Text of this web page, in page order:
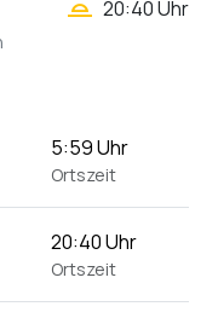
wb_twilight_2 20:40 Uhr
5:59 Uhr
Ortszeit
20:40 Uhr
Ortszeit